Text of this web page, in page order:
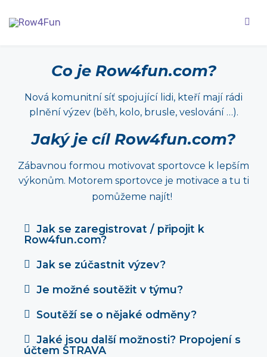
Co je Row4fun.com?
Nová komunitní síť spojující lidi, kteří mají rádi
plnění výzev (běh, kolo, brusle, veslování …).
Jaký je cíl Row4fun.com?
Zábavnou formou motivovat sportovce k lepším
výkonům. Motorem sportovce je motivace a tu ti
pomůžeme najít!
Jak se zaregistrovat / připojit k
Row4fun.com?
Jak se zúčastnit výzev?
Je možné soutěžit v týmu?
Soutěží se o nějaké odměny?
Jaké jsou další možnosti? Propojení s
účtem STRAVA